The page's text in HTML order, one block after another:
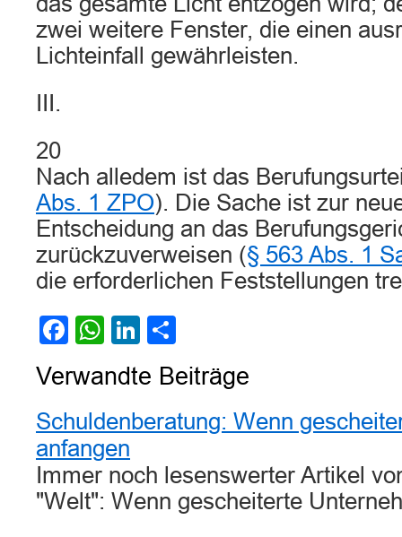
zwei weitere Fenster, die einen
Lichteinfall gewährleisten.
III.
20
Nach alledem ist das
Abs. 1 ZPO). Die Sache ist zur
Entscheidung an das
zurückzuverweisen (§ 563 Abs. 1
die erforderlichen Feststellungen
Facebook
WhatsApp
LinkedIn
Verwandte Beiträge
Schuldenberatung: Wenn
anfangen
Immer noch lesenswerter Artikel
"Welt": Wenn gescheiterte